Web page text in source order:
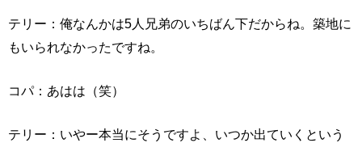
テリー：俺なんかは5人兄弟のいちばん下だからね。築地に
もいられなかったですね。
コパ：あはは（笑）
テリー：いやー本当にそうですよ、いつか出ていくという